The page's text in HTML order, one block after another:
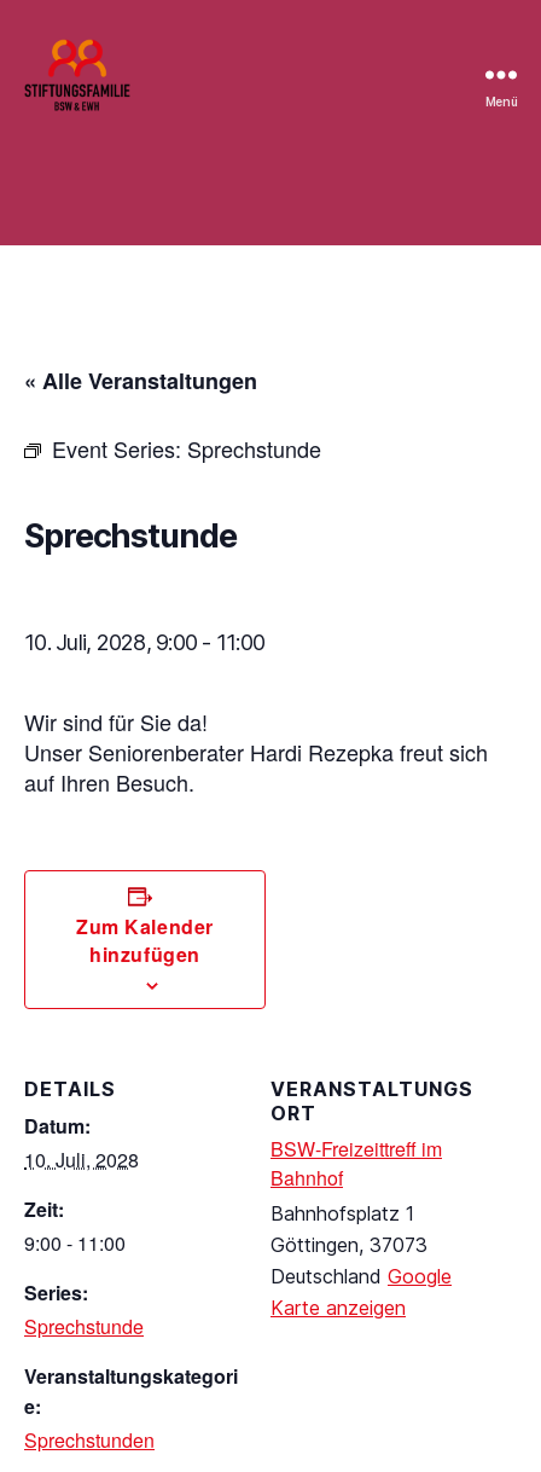
Menü
« Alle Veranstaltungen
Event Series: Sprechstunde
Sprechstunde
10. Juli, 2028, 9:00 - 11:00
Wir sind für Sie da!
Unser Seniorenberater Hardi Rezepka freut sich
auf Ihren Besuch.
Zum Kalender
hinzufügen
DETAILS
Datum:
10. Juli, 2028
Zeit:
9:00 - 11:00
Series:
Sprechstunde
Veranstaltungskategori
e:
Sprechstunden
VERANSTALTUNGS
ORT
BSW-Freizeittreff im
Bahnhof
Bahnhofsplatz 1
Göttingen, 37073
Deutschland Google
Karte anzeigen